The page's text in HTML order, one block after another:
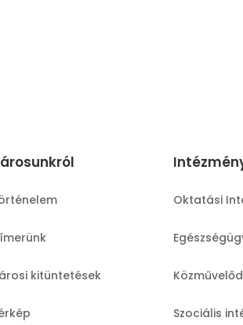
kitüntetések
Oktatási
Szociális